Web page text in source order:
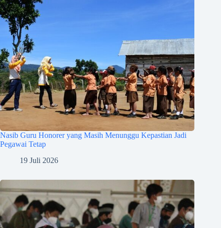
Nasib Guru Honorer yang Masih Menunggu Kepastian Jadi
Pegawai Tetap
19 Juli 2026